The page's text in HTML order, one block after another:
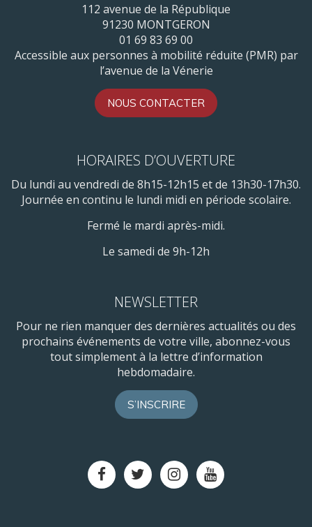
112 avenue de la République
91230 MONTGERON
01 69 83 69 00
Accessible aux personnes à mobilité réduite (PMR) par
l’avenue de la Vénerie
NOUS CONTACTER
HORAIRES D’OUVERTURE
Du lundi au vendredi de 8h15-12h15 et de 13h30-17h30.
Journée en continu le lundi midi en période scolaire.
Fermé le mardi après-midi.
Le samedi de 9h-12h
NEWSLETTER
Pour ne rien manquer des dernières actualités ou des
prochains événements de votre ville, abonnez-vous
tout simplement à la lettre d’information
hebdomadaire.
S’INSCRIRE
Lien
vers
Lien
vers
Lien
vers
Lien
vers